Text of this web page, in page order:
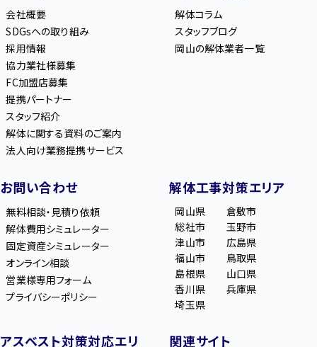
会社概要
SDGsへの取り組み
採用情報
協力業社様募集
FC加盟店募集
提携パートナー
スタッフ紹介
解体に関する資料のご案内
法人向け業務提携サービス
解体コラム
スタッフブログ
岡山の解体業者一覧
お問い合わせ
無料相談・見積り依頼
解体費用シミュレーター
固定資産シミュレーター
オンライン相談
営業様専用フォーム
プライバシーポリシー
解体工事対策エリア
岡山県
倉敷市
総社市
玉野市
津山市
広島県
福山市
鳥取県
島根県
山口県
香川県
兵庫県
埼玉県
アスベスト対策対応エリ 関連サイト